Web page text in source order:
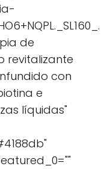
de
revitalizante
con
e
líquidas"